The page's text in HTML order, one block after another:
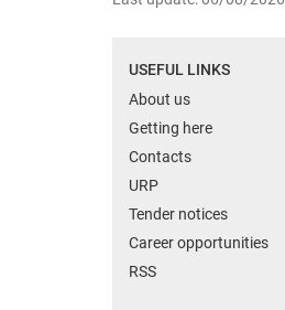
USEFUL LINKS
About us
Getting here
Contacts
URP
Tender notices
Career opportunities
RSS